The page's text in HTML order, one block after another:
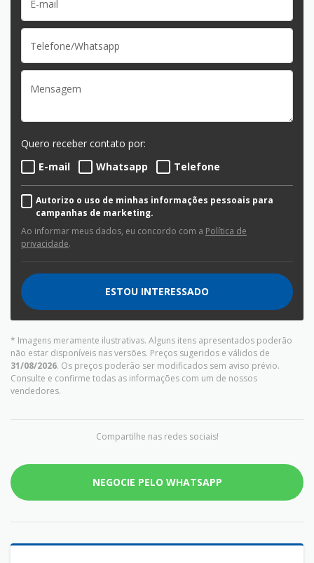
Quero receber contato por:
E-mail
Whatsapp Telefone
Autorizo o uso de minhas informações pessoais para
campanhas de marketing.
Ao informar meus dados, eu concordo com a Política de
privacidade.
ESTOU INTERESSADO
* Imagens meramente ilustrativas. Alguns itens apresentados poderão
não estar disponíveis nas versões. Preços sugeridos e válidos de
31/08/2026. Os preços poderão ser modificados sem aviso prévio.
Consulte e confirme todas as informações com um de nossos
vendedores.
Compartilhe nas redes sociais!
NEGOCIE PELO WHATSAPP